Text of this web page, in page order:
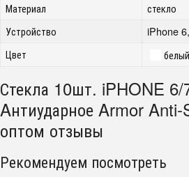
Материал
стекло
Устройство
iPhone
Цвет
белый
Стекла 10шт. iPHONE 6/
Aнтиударное Armor
оптом отзывы
Рекомендуем посмотреть